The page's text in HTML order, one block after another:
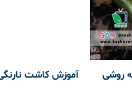
روشی
آموزش کاشت